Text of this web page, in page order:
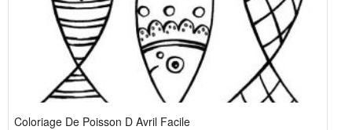
Coloriage De Poisson D Avril Facile